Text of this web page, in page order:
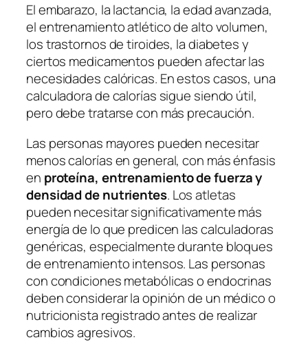
El embarazo, la lactancia, la edad avanzada,
el entrenamiento atlético de alto volumen,
los trastornos de tiroides, la diabetes y
ciertos medicamentos pueden afectar las
necesidades calóricas. En estos casos, una
calculadora de calorías sigue siendo útil,
pero debe tratarse con más precaución.
Las personas mayores pueden necesitar
menos calorías en general, con más énfasis
en proteína, entrenamiento de fuerza y
densidad de nutrientes. Los atletas
pueden necesitar significativamente más
energía de lo que predicen las calculadoras
genéricas, especialmente durante bloques
de entrenamiento intensos. Las personas
con condiciones metabólicas o endocrinas
deben considerar la opinión de un médico o
nutricionista registrado antes de realizar
cambios agresivos.